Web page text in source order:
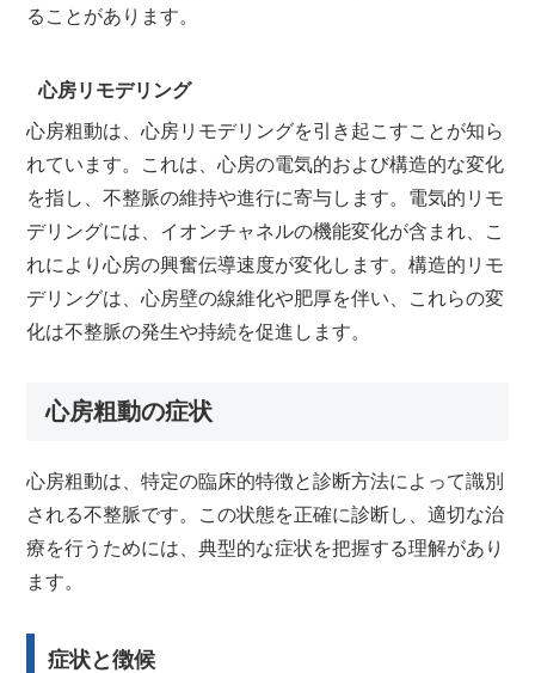
ることがあります。
心房リモデリング
心房粗動は、心房リモデリングを引き起こすことが知ら
れています。これは、心房の電気的および構造的な変化
を指し、不整脈の維持や進行に寄与します。電気的リモ
デリングには、イオンチャネルの機能変化が含まれ、こ
れにより心房の興奮伝導速度が変化します。構造的リモ
デリングは、心房壁の線維化や肥厚を伴い、これらの変
化は不整脈の発生や持続を促進します。
心房粗動の症状
心房粗動は、特定の臨床的特徴と診断方法によって識別
される不整脈です。この状態を正確に診断し、適切な治
療を行うためには、典型的な症状を把握する理解があり
ます。
症状と徴候